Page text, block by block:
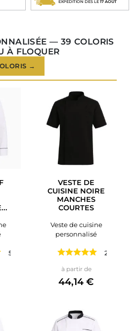
EXPÉDITION DÈS LE 17 AOÛT
— 39 COLORIS
À FLOQUER
→
5 avis
VESTE DE
CUISINE NOIRE
MANCHES
COURTES
Veste de cuisine
personnalisé
2 avis
à partir dePrix
44,14 €